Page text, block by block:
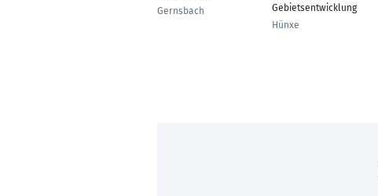
Gernsbach
Gebietsentwicklung
Hünxe